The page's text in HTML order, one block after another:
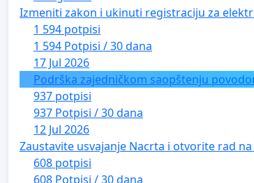
Izmeniti zakon i ukinuti registraciju za
1 594 potpisi
1 594 Potpisi / 30 dana
17 Jul 2026
Podrška zajedničkom saopštenju
937 potpisi
937 Potpisi / 30 dana
12 Jul 2026
Zaustavite usvajanje Nacrta i otvorite rad
608 potpisi
608 Potpisi / 30 dana